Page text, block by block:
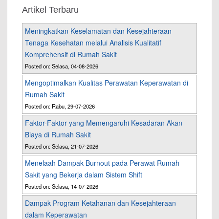
Artikel Terbaru
Meningkatkan Keselamatan dan Kesejahteraan
Tenaga Kesehatan melalui Analisis Kualitatif
Komprehensif di Rumah Sakit
Posted on: Selasa, 04-08-2026
Mengoptimalkan Kualitas Perawatan Keperawatan di
Rumah Sakit
Posted on: Rabu, 29-07-2026
Faktor-Faktor yang Memengaruhi Kesadaran Akan
Biaya di Rumah Sakit
Posted on: Selasa, 21-07-2026
Menelaah Dampak Burnout pada Perawat Rumah
Sakit yang Bekerja dalam Sistem Shift
Posted on: Selasa, 14-07-2026
Dampak Program Ketahanan dan Kesejahteraan
dalam Keperawatan